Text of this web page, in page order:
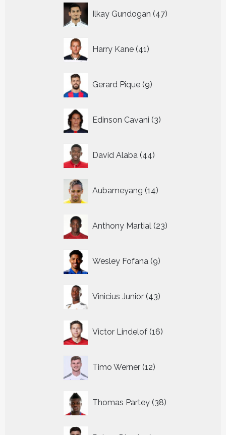
Ilkay Gundogan 47
producten
Harry Kane 41
producten
Gerard Pique 9
producten
Edinson Cavani 3
producten
David Alaba 44
producten
Aubameyang 14
producten
Anthony Martial 23
producten
Wesley Fofana 9
producten
Vinicius Junior 43
producten
Victor Lindelof 16
producten
Timo Werner 12
producten
Thomas Partey 38
producten